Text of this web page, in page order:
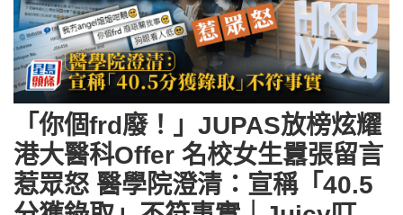
「你個frd廢！」JUPAS放榜炫耀
港大醫科Offer 名校女生囂張留言
惹眾怒 醫學院澄清：宣稱「40.5